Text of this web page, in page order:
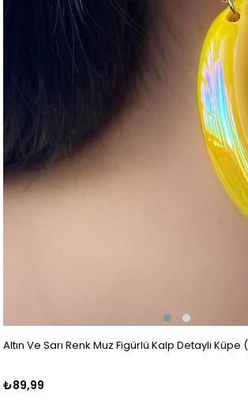
Altın Ve Sarı Renk Muz Figürlü Kalp Detaylı Küpe
₺89,99